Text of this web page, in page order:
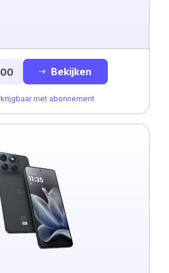
Bekijken
met abonnement